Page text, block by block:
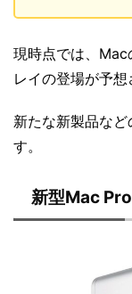
現時点では、
レイの登場が予想
新たな新製品な
す。
新型Mac Pro